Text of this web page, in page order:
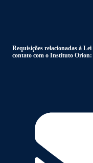
Requisições relacionadas à
contato com o Instituto Orion: